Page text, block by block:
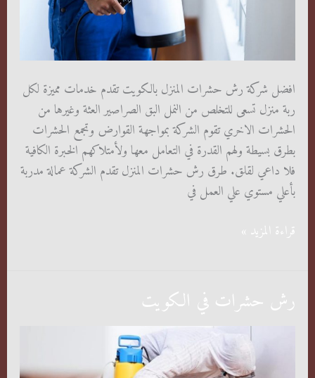
افضل شركة رش حشرات المنزل بالكويت تقدم خدمات مميزة لكل
ربة منزل تسعى للتخلص من النمل البق الصراصير العثة وغيرها من
الحشرات الاخري تقوم الشركة بمواجهة القوارض وتجمع الحشرات
بطرق بسيطة ولهم القدرة في التعامل معها ولأمتلاكهم الخبرة الكافية
فلا داعي لقلق. طرق رش حشرات المنزل تقدم الشركة عمالة مدربة
بأعلي مستوي علي العمل في
رش
قراءة المزيد »
رش حشرات في الكويت